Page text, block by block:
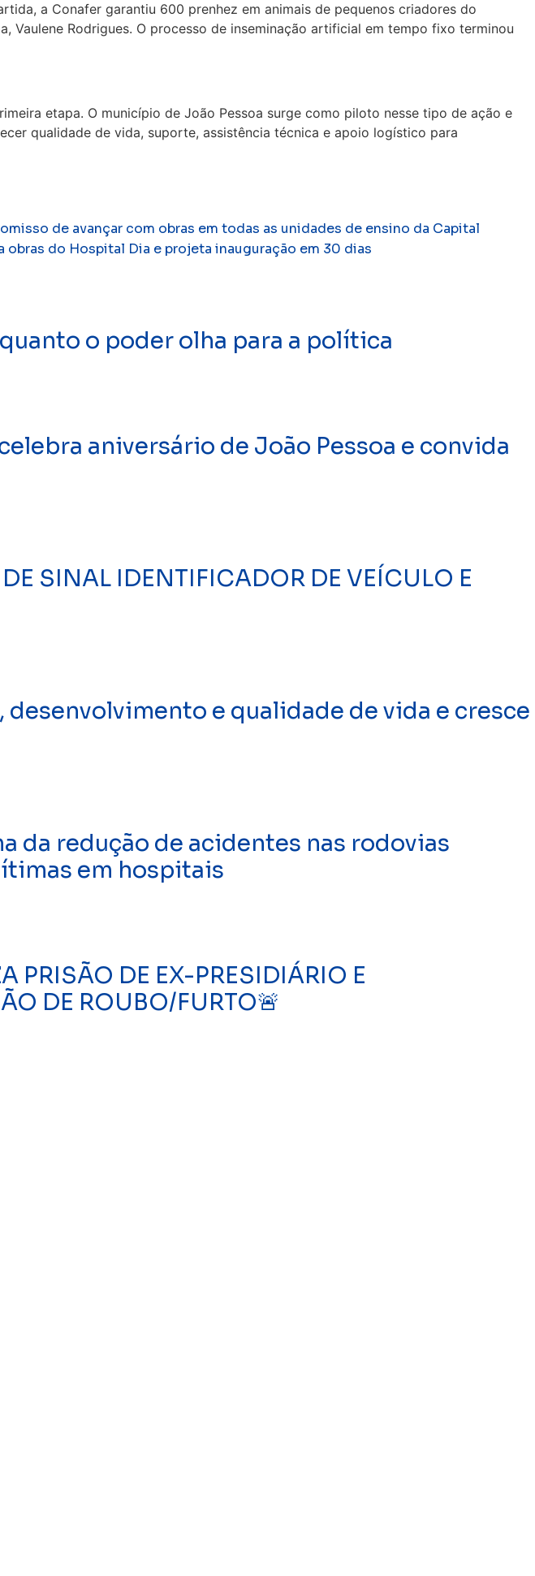
a Conafer garantiu 600 prenhez em animais de pequenos criadores do
Vaulene Rodrigues. O processo de inseminação artificial em tempo fixo terminou
etapa. O município de João Pessoa surge como piloto nesse tipo de ação e
qualidade de vida, suporte, assistência técnica e apoio logístico para
de avançar com obras em todas as unidades de ensino da Capital
do Hospital Dia e projeta inauguração em 30 dias
o poder olha para a política
aniversário de João Pessoa e convida
SINAL IDENTIFICADOR DE VEÍCULO E
e qualidade de vida e cresce
da redução de acidentes nas rodovias
em hospitais
PRISÃO DE EX-PRESIDIÁRIO E
DE ROUBO/FURTO🚨